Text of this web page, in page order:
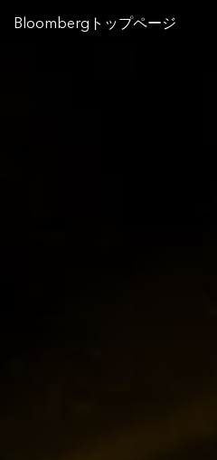
Bloombergトップページ